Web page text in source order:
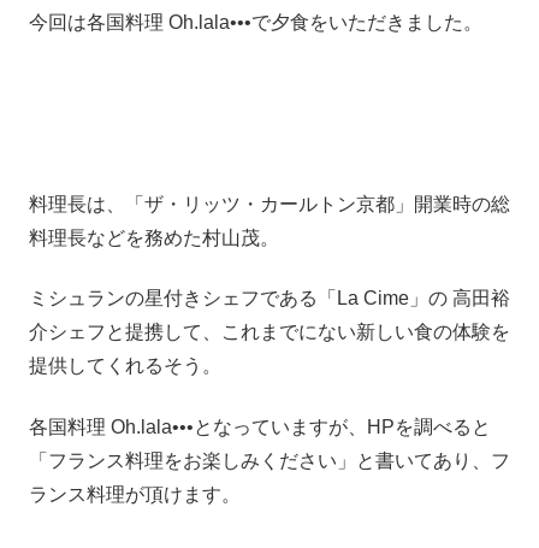
今回は各国料理 Oh.lala•••で夕食をいただきました。
料理長は、「ザ・リッツ・カールトン京都」開業時の総
料理長などを務めた村山茂。
ミシュランの星付きシェフである「La Cime」の 高田裕
介シェフと提携して、これまでにない新しい食の体験を
提供してくれるそう。
各国料理 Oh.lala•••となっていますが、HPを調べると
「フランス料理をお楽しみください」と書いてあり、フ
ランス料理が頂けます。